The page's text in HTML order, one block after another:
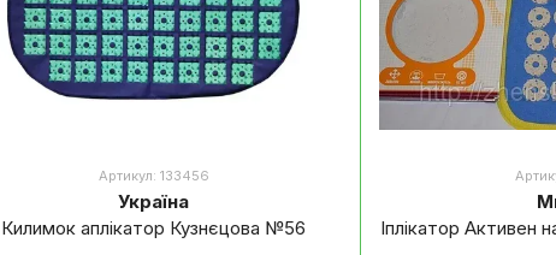
Артикул: 133456
Україна
Килимок аплікатор Кузнєцова №56
Іплікатор Активен